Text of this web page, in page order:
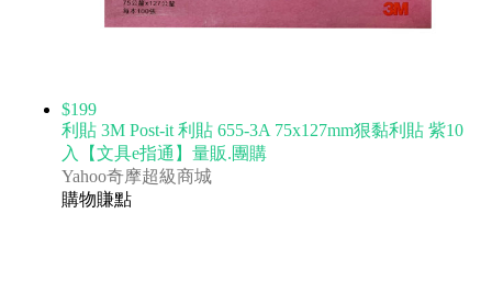
$199
利貼 3M Post-it 利貼 655-3A 75x127mm狠黏利貼 紫10
入【文具e指通】量販.團購
Yahoo奇摩超級商城
購物賺點